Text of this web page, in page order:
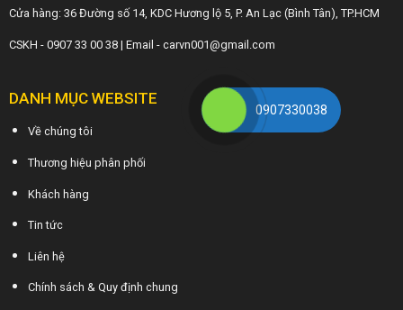
Cửa hàng: 36 Đường số 14, KDC Hương lộ 5, P. An Lạc (Bình Tân), TP.HCM
CSKH - 0907 33 00 38 | Email - carvn001@gmail.com
DANH MỤC WEBSITE
Về chúng tôi
Thương hiệu phân phối
Khách hàng
Tin tức
Liên hệ
Chính sách & Quy định chung
0907330038